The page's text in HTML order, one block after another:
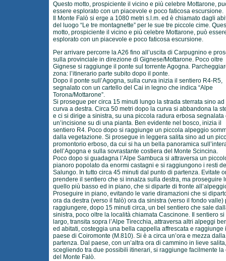
Questo motto, prospiciente il vicino e più celebre Mottarone,
essere esplorato con un piacevole e poco faticosa escursione.
Il Monte Falò si erge a 1080 metri s.l.m. ed è chiamato dagli
del luogo “Le tre montagnette” per le sue tre piccole cime.
motto, prospiciente il vicino e più celebre Mottarone, può
esplorato con un piacevole e poco faticosa escursione.
Per arrivare percorre la A26 fino all’uscita di Carpugnino e
sulla provinciale in direzione di Gignese/Mottarone. Poco oltre
Gignese si raggiunge il ponte sul torrente Agogna.
zona: l’itinerario parte subito dopo il ponte.
Dopo il ponte sull’Agogna, sulla curva inizia il sentiero R4-R5,
segnalato con un cartello del Cai in legno che indica “Alpe
Torona/Mottarone”.
Si prosegue per circa 15 minuti lungo la strada sterrata sino ad
curva a destra. Circa 50 metri dopo la curva si abbandona la
e ci si dirige a sinistra, su una piccola radura erbosa segnalata
un’incisione su di una pianta. Ben evidente nel bosco, inizia il
sentiero R4. Poco dopo si raggiunge un piccola alpeggio
dalla vegetazione. Si prosegue in leggera salita sino ad un
promontorio erboso, da cui si ha un bella panoramica
dell’Agogna e sulla sovrastante costiera del Monte Scincina.
Poco dopo si guadagna l’Alpe Sambuca si attraversa un
pianoro popolato da enormi castagni e si raggiungono i resti
Salungo. In tutto circa 45 minuti dal punto di partenza. Evitate
prendere il sentiero che si innalza sulla destra, ma proseguire
quello più basso ed in piano, che si diparte di fronte
Proseguire in piano, evitando le varie diramazioni che si
ora da destra (verso il falò) ora da sinistra (verso il fondo valle)
raggiungere, dopo 15 minuti circa, un bel sentiero che sale
sinistra, poco oltre la località chiamata Cascinone. Il sentiero si
largo, transita sopra l’Alpe Tirecchia, attraversa altri alpeggi
ed abitati, costeggia una bella cappella affrescata e raggiunge
paese di Coiromonte (M.810). Si è a circa un’ora e mezza dalla
partenza. Dal paese, con un’altra ora di cammino in lieve salita,
scegliendo tra due possibili itinerari, si raggiunge facilmente la
del Monte Falò.